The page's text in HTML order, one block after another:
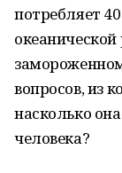
потребляет
океанической
вопросов, из
насколько
человека?